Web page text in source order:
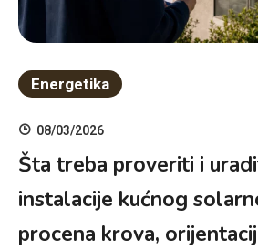
Energetika
08/03/2026
Šta treba proveriti i
instalacije kućnog
procena krova,